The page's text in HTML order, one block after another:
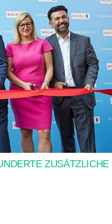
ZUSÄTZLICHE